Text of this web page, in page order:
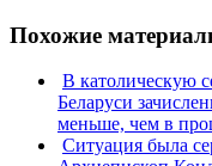
Похожие
В католическую
Беларуси
меньше, чем в
Ситуация была